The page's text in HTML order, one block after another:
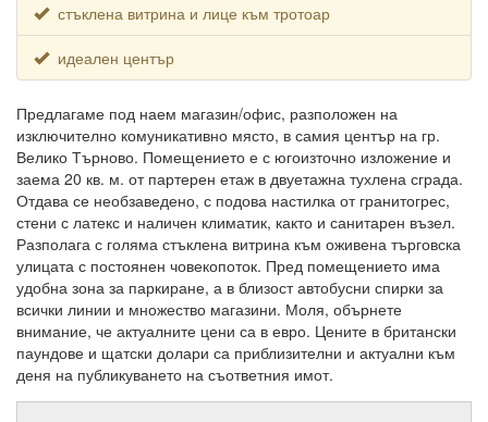
стъклена витрина и лице към тротоар
идеален център
Предлагаме под наем магазин/офис, разположен на
изключително комуникативно място, в самия център на гр.
Велико Търново. Помещението е с югоизточно изложение и
заема 20 кв. м. от партерен етаж в двуетажна тухлена сграда.
Отдава се необзаведено, с подова настилка от гранитогрес,
стени с латекс и наличен климатик, както и санитарен възел.
Разполага с голяма стъклена витрина към оживена търговска
улицата с постоянен човекопоток. Пред помещението има
удобна зона за паркиране, а в близост автобусни спирки за
всички линии и множество магазини. Моля, обърнете
внимание, че актуалните цени са в евро. Цените в британски
паундове и щатски долари са приблизителни и актуални към
деня на публикуването на съответния имот.